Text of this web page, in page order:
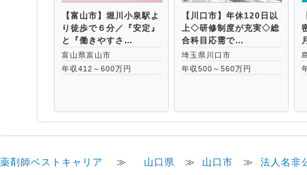
【富山市】堀川小泉駅よ
り徒歩で６分／『安定』
と『働きやすさ…
富山県富山市
年収412～600万円
【川口市】年休120日以
上◇研修制度が充実◇総
合科目応需で…
埼玉県川口市
年収500～560万円
薬剤師ベストキャリア ≫ 山口県 ≫ 山口市 ≫ 法人名非